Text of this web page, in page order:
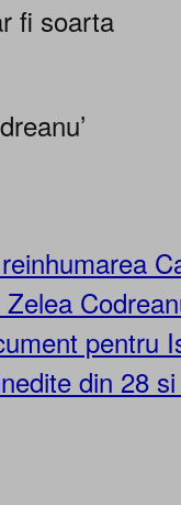
fi soarta
pentru
din 28